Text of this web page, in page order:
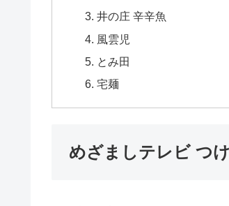
井の庄 辛辛魚
風雲児
とみ田
宅麺
めざましテレビ つ